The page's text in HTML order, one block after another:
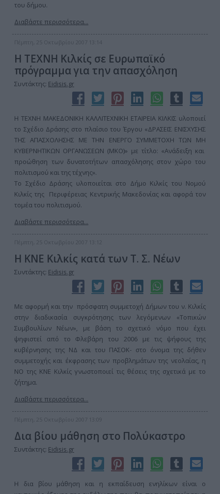
του δήμου.
Διαβάστε περισσότερα...
Πέμπτη, 25 Οκτωβρίου 2007 13:14
Η ΤΕΧΝΗ Κιλκίς σε Ευρωπαϊκό
πρόγραμμα για την απασχόληση
Συντάκτης: Eidisis.gr
Η ΤΕΧΝΗ ΜΑΚΕΔΟΝΙΚΗ ΚΑΛΛΙΤΕΧΝΙΚΗ ΕΤΑΙΡΕΙΑ ΚΙΛΚΙΣ υλοποιεί
το Σχέδιο Δράσης στο πλαίσιο του Έργου «ΔΡΑΣΕΙΣ ΕΝΙΣΧΥΣΗΣ
ΤΗΣ ΑΠΑΣΧΟΛΗΣΗΣ ΜΕ ΤΗΝ ΕΝΕΡΓΟ ΣΥΜΜΕΤΟΧΗ ΤΩΝ ΜΗ
ΚΥΒΕΡΝΗΤΙΚΩΝ ΟΡΓΑΝΩΣΕΩΝ (ΜΚΟ)» με τίτλο: «Ανάδειξη και
προώθηση των δυνατοτήτων απασχόλησης στον χώρο του
πολιτισμού και της τέχνης».
Το Σχέδιο Δράσης υλοποιείται στο Δήμο Κιλκίς του Νομού
Κιλκίς της Περιφέρειας Κεντρικής Μακεδονίας και αφορά τον
τομέα του πολιτισμού.
Διαβάστε περισσότερα...
Πέμπτη, 25 Οκτωβρίου 2007 13:12
Η ΚΝΕ Κιλκίς κατά των Τ. Σ. Νέων
Συντάκτης: Eidisis.gr
Με αφορμή και την πρόσφατη συμμετοχή Δήμων του ν. Κιλκίς
στην διαδικασία συγκρότησης των λεγόμενων «Τοπικών
Συμβουλίων Νέων», με βάση το σχετικό νόμο που έχει
ψηφιστεί από το Φλεβάρη του 2006 με τις ψήφους της
κυβέρνησης της ΝΔ και του ΠΑΣΟΚ- στο όνομα της δήθεν
συμμετοχής και έκφρασης των προβλημάτων της νεολαίας, η
ΝΟ της ΚΝΕ Κιλκίς γνωστοποιεί τις θέσεις της σχετικά με το
ζήτημα.
Διαβάστε περισσότερα...
Πέμπτη, 25 Οκτωβρίου 2007 13:09
Δια βίου μάθηση στο Πολύκαστρο
Συντάκτης: Eidisis.gr
Η δια βίου μάθηση και η εκπαίδευση ενηλίκων είναι ο